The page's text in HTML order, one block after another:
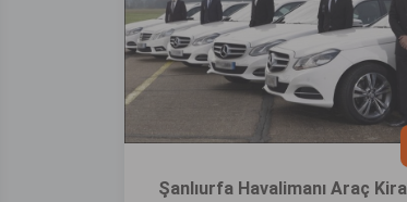
Şanlıurfa Havalimanı Araç